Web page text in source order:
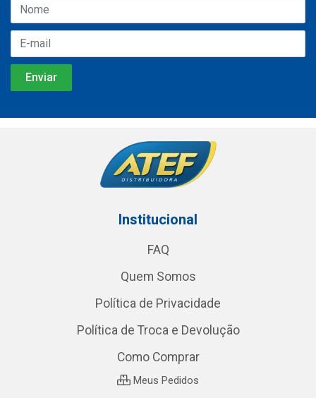
Institucional
FAQ
Quem Somos
Política de Privacidade
Política de Troca e Devolução
Como Comprar
Meus Pedidos